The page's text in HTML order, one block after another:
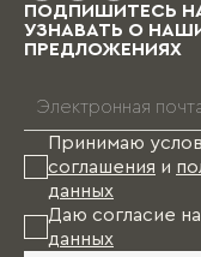
ПОДПИШИТЕСЬ
УЗНАВАТЬ О
ПРЕДЛОЖЕНИЯХ
Принимаю
соглашения и
данных
Даю согласие на
данных